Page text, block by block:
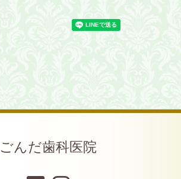
ごんだ歯科医院